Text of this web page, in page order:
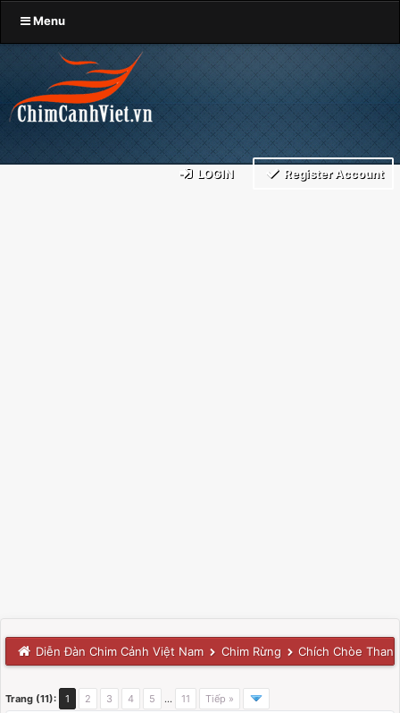
Menu
LOGIN Register Account
Diễn Đàn Chim Cảnh Việt Nam Chim Rừng Chích Chòe Than
Trang (11): 1 2 3 4 5 … 11 Tiếp »